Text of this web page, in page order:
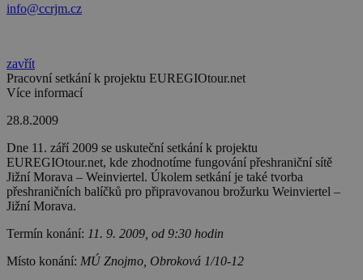
info@ccrjm.cz
zavřít
Pracovní setkání k projektu EUREGIOtour.net
Více informací
28.8.2009
Dne 11. září 2009 se uskuteční setkání k projektu
EUREGIOtour.net, kde zhodnotíme fungování přeshraniční sítě
Jižní Morava – Weinviertel. Úkolem setkání je také tvorba
přeshraničních balíčků pro připravovanou brožurku Weinviertel –
Jižní Morava.
Termín konání: 11. 9. 2009, od 9:30 hodin
Místo konání: MÚ Znojmo, Obroková 1/10-12